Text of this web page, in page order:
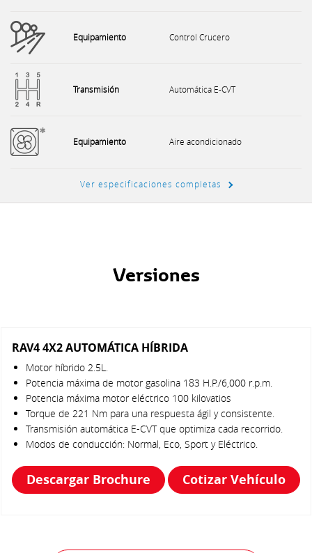
Equipamiento Control Crucero
Transmisión Automática E-CVT
Equipamiento Aire acondicionado
Ver especificaciones completas
Versiones
RAV4 4X2 AUTOMÁTICA HÍBRIDA
Motor híbrido 2.5L.
Potencia máxima de motor gasolina 183 H.P./6,000 r.p.m.
Potencia máxima motor eléctrico 100 kilovatios
Torque de 221 Nm para una respuesta ágil y consistente.
Transmisión automática E-CVT que optimiza cada recorrido.
Modos de conducción: Normal, Eco, Sport y Eléctrico.
Descargar Brochure Cotizar Vehículo